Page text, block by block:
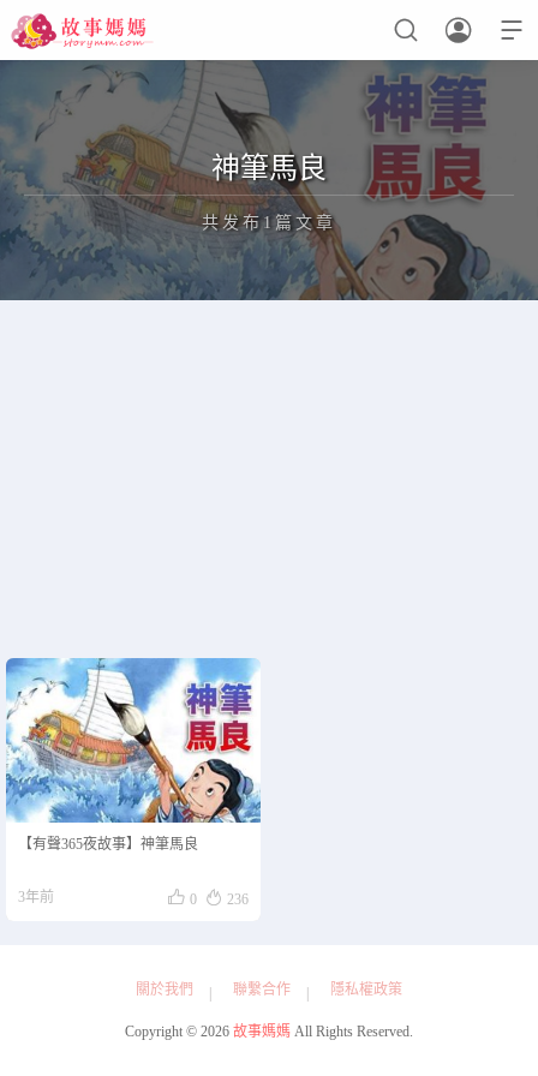



查看教程
神筆馬良
共发布1篇文章
【有聲365夜故事】神筆馬良
3年前  0  236
關於我們 聯繫合作 隱私權政策
Copyright © 2026 故事媽媽 All Rights Reserved.